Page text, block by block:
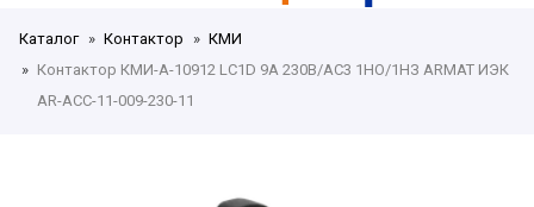
Каталог Контактор
КМИ
Контактор КМИ-А-10912 LC1D 9А 230В/АС3 1НО/1НЗ ARMAT ИЭК
AR-ACC-11-009-230-11